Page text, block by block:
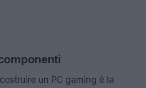
un PC gaming è la